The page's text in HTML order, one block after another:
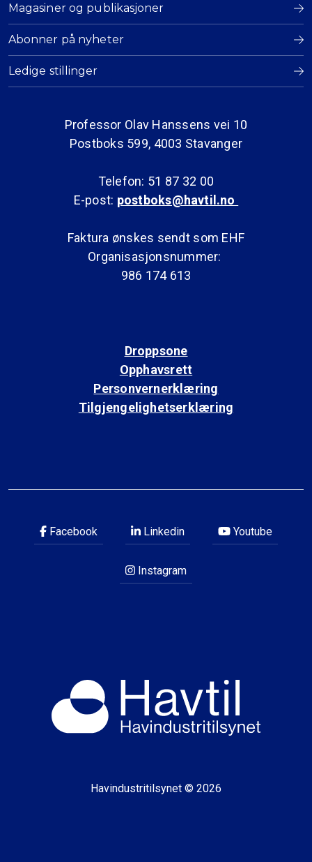
Magasiner og publikasjoner
Abonner på nyheter
Ledige stillinger
Professor Olav Hanssens vei 10
Postboks 599, 4003 Stavanger
Telefon: 51 87 32 00
E-post: postboks@havtil.no
Faktura ønskes sendt som EHF
Organisasjonsnummer:
986 174 613
Droppsone
Opphavsrett
Personvernerklæring
Tilgjengelighetserklæring
Facebook Linkedin Youtube
Instagram
Havindustritilsynet © 2026